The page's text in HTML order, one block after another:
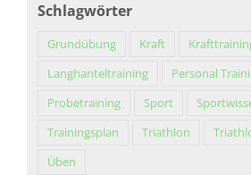
Schlagwörter
Grundübung Kraft
Langhanteltraining
Personal
Probetraining
Sport
Trainingsplan
Triathlon
Üben